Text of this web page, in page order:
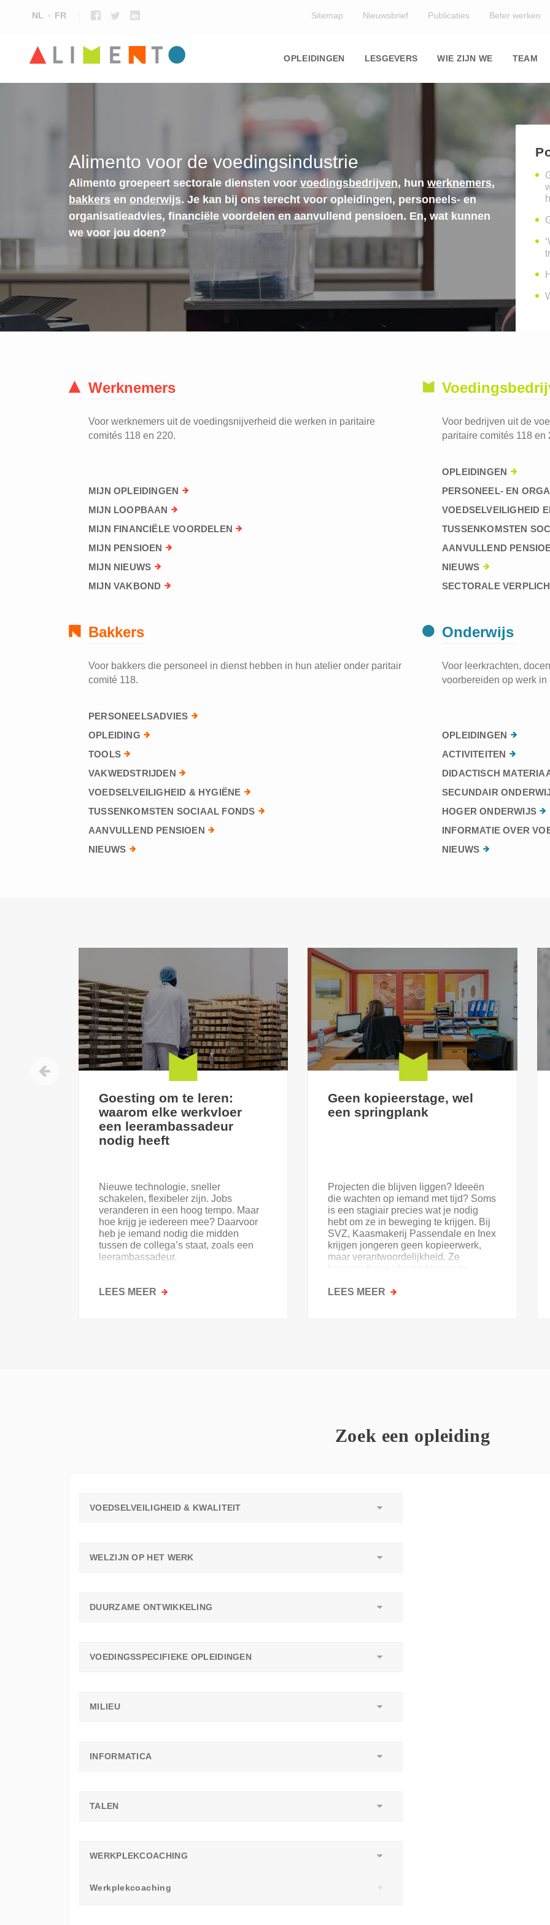
NL FR Sitemap Nieuwsbrief Publicaties Beter werken
navigation
OPLEIDINGEN LESGEVERS WIE ZIJN WE TEAM
Alimento voor de voedingsindustrie
Alimento groepeert sectorale diensten voor voedingsbedrijven, hun werknemers,
bakkers en onderwijs. Je kan bij ons terecht voor opleidingen, personeels- en
organisatieadvies, financiële voordelen en aanvullend pensioen. En, wat kunnen
we voor jou doen?
Werknemers
Voor werknemers uit de voedingsnijverheid die werken in paritaire
comités 118 en 220.
MIJN OPLEIDINGEN
MIJN LOOPBAAN
MIJN FINANCIËLE VOORDELEN
MIJN PENSIOEN
MIJN NIEUWS
MIJN VAKBOND
Voor bedrijven uit de
paritaire comités 118 en
OPLEIDINGEN
PERSONEEL- EN
VOEDSELVEILIGHEID
TUSSENKOMSTEN
AANVULLEND
NIEUWS
SECTORALE
Bakkers
Voor bakkers die personeel in dienst hebben in hun atelier onder paritair
comité 118.
PERSONEELSADVIES
OPLEIDING
TOOLS
VAKWEDSTRIJDEN
VOEDSELVEILIGHEID & HYGIËNE
TUSSENKOMSTEN SOCIAAL FONDS
AANVULLEND PENSIOEN
NIEUWS
Onderwijs
Voor leerkrachten,
voorbereiden op werk
OPLEIDINGEN
ACTIVITEITEN
DIDACTISCH
SECUNDAIR
HOGER ONDERWIJS
INFORMATIE OVER
NIEUWS
Goesting om te leren:
waarom elke werkvloer
een leerambassadeur
nodig heeft
Nieuwe technologie, sneller
schakelen, flexibeler zijn. Jobs
veranderen in een hoog tempo. Maar
hoe krijg je iedereen mee? Daarvoor
heb je iemand nodig die midden
tussen de collega’s staat, zoals een
leerambassadeur.
LEES MEER OVER
Geen kopieerstage, wel
een springplank
Projecten die blijven liggen? Ideeën
die wachten op iemand met tijd? Soms
is een stagiair precies wat je nodig
hebt om ze in beweging te krijgen. Bij
SVZ, Kaasmakerij Passendale en Inex
krijgen jongeren geen kopieerwerk,
maar verantwoordelijkheid. Ze
brengen frisse ideeën binnen en
LEES MEER OVER
Zoek een opleiding
VOEDSELVEILIGHEID & KWALITEIT
WELZIJN OP HET WERK
DUURZAME ONTWIKKELING
VOEDINGSSPECIFIEKE OPLEIDINGEN
MILIEU
INFORMATICA
TALEN
WERKPLEKCOACHING
Werkplekcoaching